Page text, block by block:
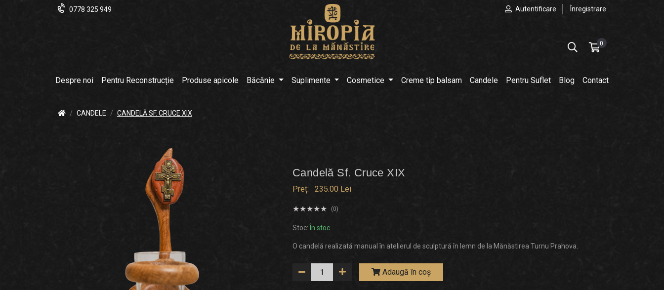
0778 325 949 Autentificare Înregistrare
0
Despre noi Pentru Reconstrucție Produse apicole Băcănie Suplimente Cosmetice Creme tip balsam Candele Pentru Suflet Blog Contact
CANDELE CANDELĂ SF. CRUCE XIX
Candelă Sf. Cruce XIX
Preț: 235.00 Lei
(0)
Stoc: În stoc
O candelă realizată manual în atelierul de sculptură în lemn de la Mănăstirea Turnu Prahova.
Adaugă în coș